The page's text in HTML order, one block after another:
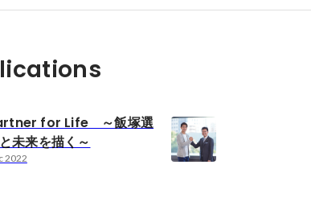
for Life ～飯塚選
未来を描く～
2022